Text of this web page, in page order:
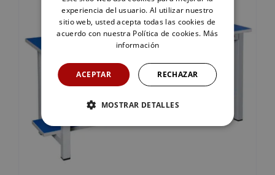
experiencia del usuario. Al utilizar nuestro
sitio web, usted acepta todas las cookies de
acuerdo con nuestra Política de cookies. Más
información
ACEPTAR RECHAZAR
MOSTRAR DETALLES